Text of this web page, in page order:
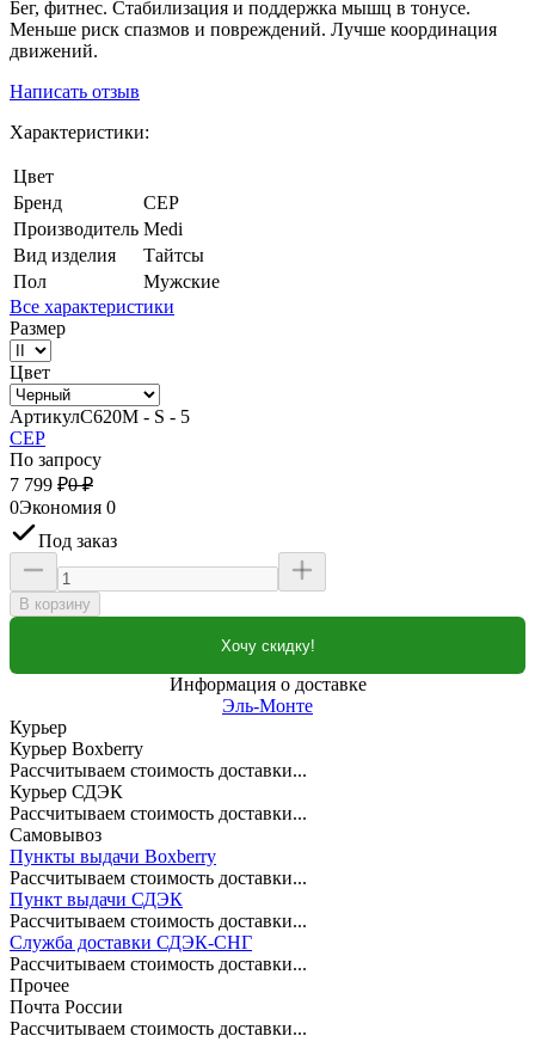
Бег, фитнес. Стабилизация и поддержка мышц в тонусе.
Меньше риск спазмов и повреждений. Лучше координация
движений.
Написать отзыв
Характеристики:
Цвет
Бренд
CEP
Производитель Medi
Вид изделия
Тайтсы
Пол
Мужские
Все характеристики
Размер
Цвет
АртикулC620M - S - 5
CEP
По запросу
7 799 ₽0 ₽
0Экономия 0
Под заказ
В корзину
Хочу скидку!
Информация о доставке
Эль-Монте
Курьер
Курьер Boxberry
Рассчитываем стоимость доставки...
Курьер СДЭК
Рассчитываем стоимость доставки...
Самовывоз
Пункты выдачи Boxberry
Рассчитываем стоимость доставки...
Пункт выдачи СДЭК
Рассчитываем стоимость доставки...
Служба доставки СДЭК-СНГ
Рассчитываем стоимость доставки...
Прочее
Почта России
Рассчитываем стоимость доставки...